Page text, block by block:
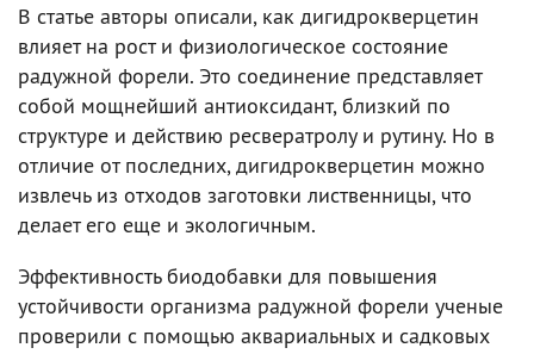
В статье авторы описали, как дигидрокверцетин
влияет на рост и физиологическое состояние
радужной форели. Это соединение представляет
собой мощнейший антиоксидант, близкий по
структуре и действию ресвератролу и рутину. Но в
отличие от последних, дигидрокверцетин можно
извлечь из отходов заготовки лиственницы, что
делает его еще и экологичным.
Эффективность биодобавки для повышения
устойчивости организма радужной форели ученые
проверили с помощью аквариальных и садковых